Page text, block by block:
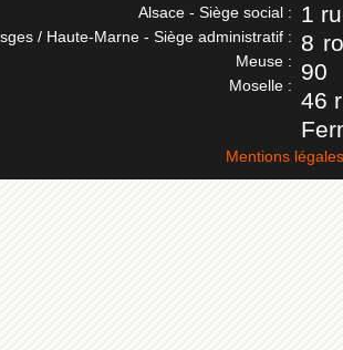
Alsace - Siège social :
/ Haute-Marne - Siège administratif :
Meuse :
Moselle :
1
8
90
46
Mentions légales